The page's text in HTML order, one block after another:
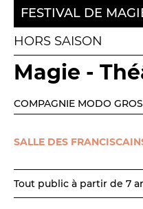
Newsletter
FESTIVAL DE
HORS SAISON
Magie -
COMPAGNIE MODO
SALLE DES
Tout public à partir de 7